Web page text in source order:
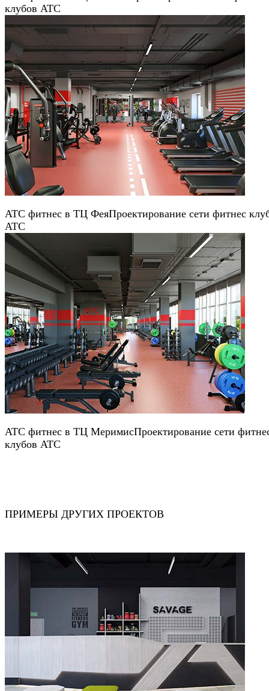
клубов АТС
АТС фитнес в ТЦ ФеяПроектирование сети фитнес
АТС
АТС фитнес в ТЦ МеримисПроектирование сети
клубов АТС
ПРИМЕРЫ ДРУГИХ ПРОЕКТОВ